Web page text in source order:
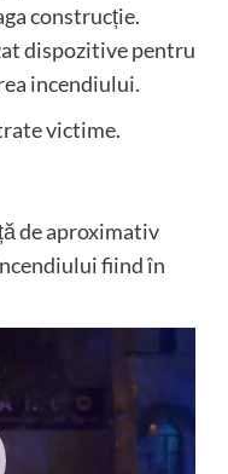
construcție.
dispozitive pentru
incendiului.
victime.
de aproximativ
fiind în